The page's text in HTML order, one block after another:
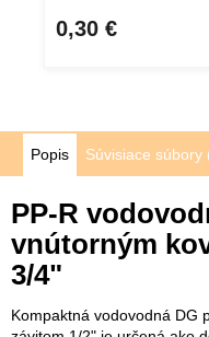
0,30 €
Popis Súvisiace súbory
PP-R
vnútorným
3/4"
Kompaktná vodovodná DG